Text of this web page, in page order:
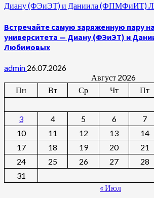
Диану (ФЭиЭТ) и Даниила (ФПМФиИТ)
Встречайте самую заряженную пару
университета — Диану (ФЭиЭТ) и
Любимовых
admin 26.07.2026
Август 2026
Пн
Вт Ср Чт Пт
3
4 5 6 7
10
11 12 13 14
17
18 19 20 21
24
25 26 27 28
31
« Июл